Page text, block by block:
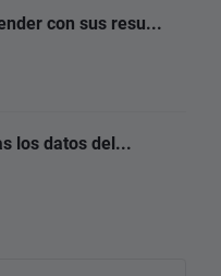
con sus resu...
los datos del...